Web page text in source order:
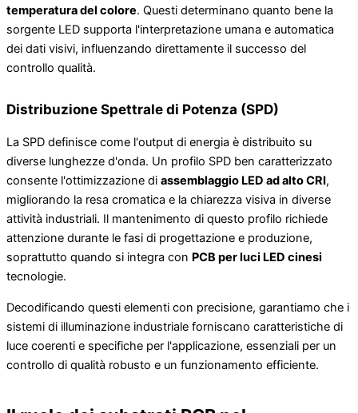
temperatura del colore. Questi determinano quanto bene la
sorgente LED supporta l'interpretazione umana e automatica
dei dati visivi, influenzando direttamente il successo del
controllo qualità.
Distribuzione Spettrale di Potenza (SPD)
La SPD definisce come l'output di energia è distribuito su
diverse lunghezze d'onda. Un profilo SPD ben caratterizzato
consente l'ottimizzazione di assemblaggio LED ad alto CRI,
migliorando la resa cromatica e la chiarezza visiva in diverse
attività industriali. Il mantenimento di questo profilo richiede
attenzione durante le fasi di progettazione e produzione,
soprattutto quando si integra con PCB per luci LED cinesi
tecnologie.
Decodificando questi elementi con precisione, garantiamo che i
sistemi di illuminazione industriale forniscano caratteristiche di
luce coerenti e specifiche per l'applicazione, essenziali per un
controllo di qualità robusto e un funzionamento efficiente.